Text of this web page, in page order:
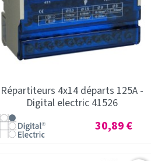
Répartiteurs 4x14 départs 125A -
Digital electric 41526
Prix
30,89 €